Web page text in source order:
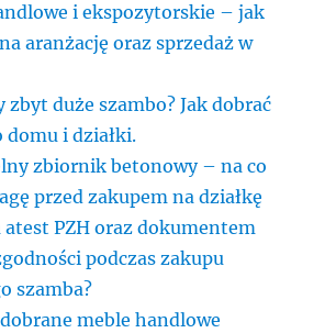
i ekspozytorskie – jak
aranżację oraz sprzedaż w
zbyt duże szambo? Jak dobrać
i działki.
zbiornik betonowy – na co
przed zakupem na działkę
atest PZH oraz dokumentem
podczas zakupu
szamba?
meble handlowe